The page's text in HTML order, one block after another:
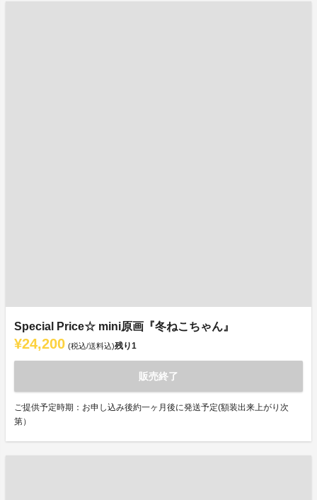
Special Price☆ mini原画『冬ねこちゃん』
¥24,200 (税込/送料込)残り1
販売終了
ご提供予定時期：お申し込み後約一ヶ月後に発送予定(額装出来上がり次
第）